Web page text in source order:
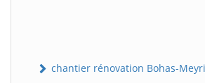
chantier rénovation Bohas-